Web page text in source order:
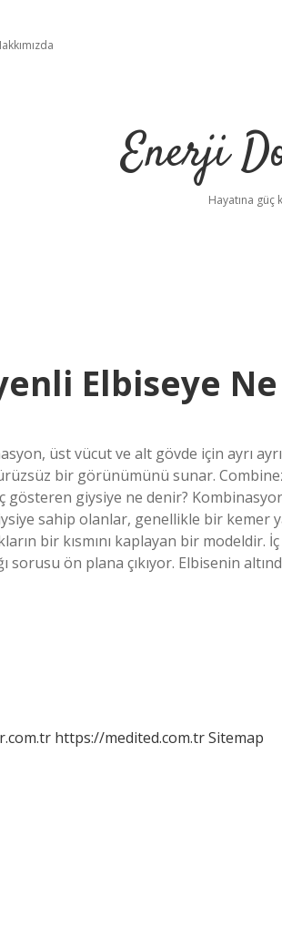
Enerji
Hayatına güç
Elbiseye
üst vücut ve alt gövde için ayrı
bir görünümünü sunar.
gösteren giysiye ne denir?
sahip olanlar, genellikle bir kemer
bir kısmını kaplayan bir modeldir.
sorusu ön plana çıkıyor. Elbisenin
https://medited.com.trSitemap